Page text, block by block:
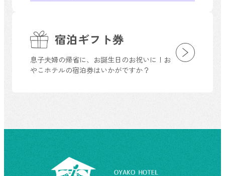
宿泊ギフト券
息子夫婦の帰省に、お誕生日のお祝いに！お
やこホテルの宿泊券はいかがですか？